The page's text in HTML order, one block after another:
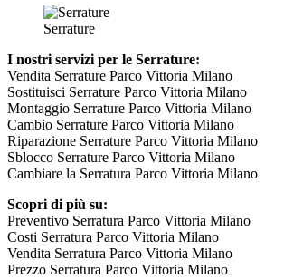
Serrature
I nostri servizi per le Serrature:
Vendita Serrature Parco Vittoria Milano
Sostituisci Serrature Parco Vittoria Milano
Montaggio Serrature Parco Vittoria Milano
Cambio Serrature Parco Vittoria Milano
Riparazione Serrature Parco Vittoria Milano
Sblocco Serrature Parco Vittoria Milano
Cambiare la Serratura Parco Vittoria Milano
Scopri di più su:
Preventivo Serratura Parco Vittoria Milano
Costi Serratura Parco Vittoria Milano
Vendita Serratura Parco Vittoria Milano
Prezzo Serratura Parco Vittoria Milano